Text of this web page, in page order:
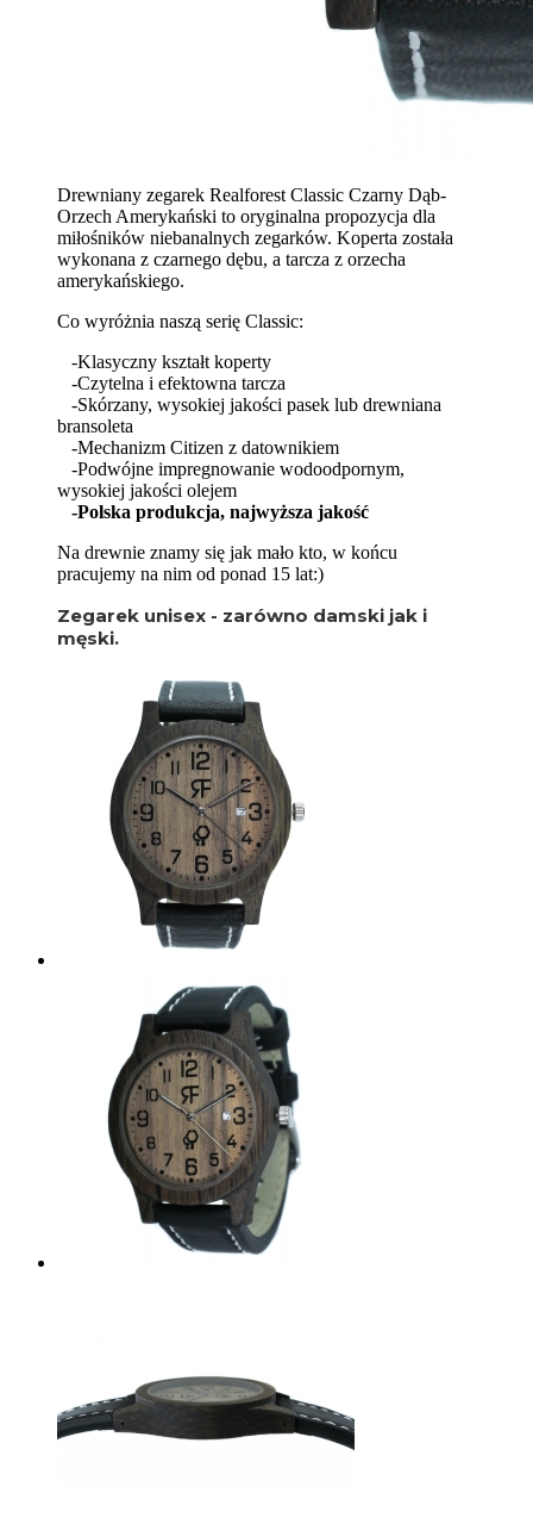
Drewniany zegarek Realforest Classic Czarny Dąb-
Orzech Amerykański to oryginalna propozycja dla
miłośników niebanalnych zegarków. Koperta została
wykonana z czarnego dębu, a tarcza z orzecha
amerykańskiego.
Co wyróżnia naszą serię Classic:
-Klasyczny kształt koperty
-Czytelna i efektowna tarcza
-Skórzany, wysokiej jakości pasek lub drewniana
bransoleta
-Mechanizm Citizen z datownikiem
-Podwójne impregnowanie wodoodpornym,
wysokiej jakości olejem
-Polska produkcja, najwyższa jakość
Na drewnie znamy się jak mało kto, w końcu
pracujemy na nim od ponad 15 lat:)
Zegarek unisex - zarówno damski jak i
męski.